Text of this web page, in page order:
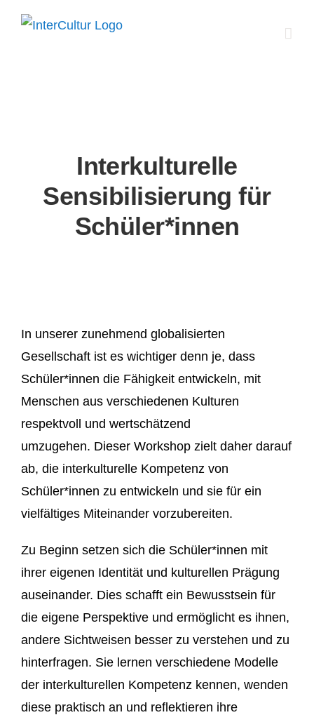
Zum
Interkulturelle
Sensibilisierung für
Schüler*innen
In unserer zunehmend globalisierten
Gesellschaft ist es wichtiger denn je, dass
Schüler*innen die Fähigkeit entwickeln, mit
Menschen aus verschiedenen Kulturen
respektvoll und wertschätzend
umzugehen. Dieser Workshop zielt daher darauf
ab, die interkulturelle Kompetenz von
Schüler*innen zu entwickeln und sie für ein
vielfältiges Miteinander vorzubereiten.
Zu Beginn setzen sich die Schüler*innen mit
ihrer eigenen Identität und kulturellen Prägung
auseinander. Dies schafft ein Bewusstsein für
die eigene Perspektive und ermöglicht es ihnen,
andere Sichtweisen besser zu verstehen und zu
hinterfragen. Sie lernen verschiedene Modelle
der interkulturellen Kompetenz kennen, wenden
diese praktisch an und reflektieren ihre